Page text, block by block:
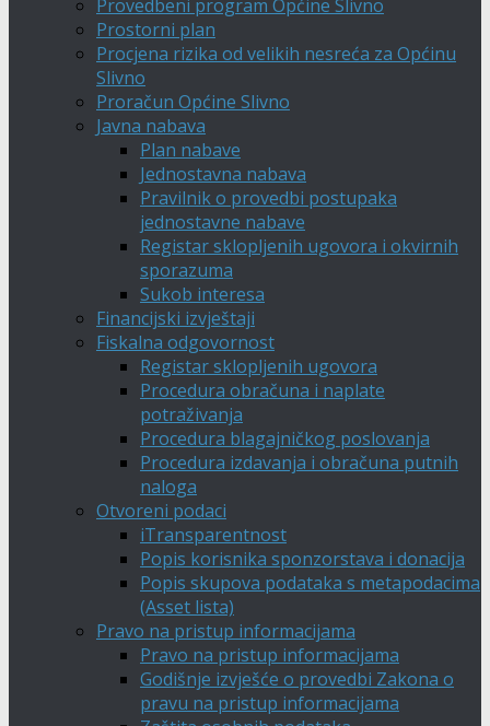
Provedbeni program Općine Slivno
Prostorni plan
Procjena rizika od velikih nesreća za Općinu
Slivno
Proračun Općine Slivno
Javna nabava
Plan nabave
Jednostavna nabava
Pravilnik o provedbi postupaka
jednostavne nabave
Registar sklopljenih ugovora i okvirnih
sporazuma
Sukob interesa
Financijski izvještaji
Fiskalna odgovornost
Registar sklopljenih ugovora
Procedura obračuna i naplate
potraživanja
Procedura blagajničkog poslovanja
Procedura izdavanja i obračuna putnih
naloga
Otvoreni podaci
iTransparentnost
Popis korisnika sponzorstava i donacija
Popis skupova podataka s metapodacima
(Asset lista)
Pravo na pristup informacijama
Pravo na pristup informacijama
Godišnje izvješće o provedbi Zakona o
pravu na pristup informacijama